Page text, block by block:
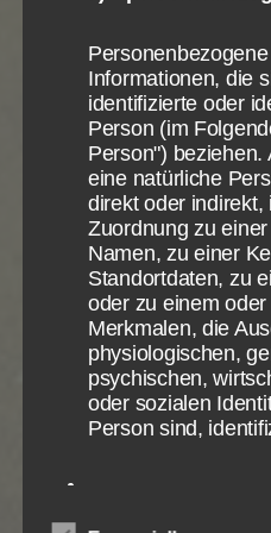
Und nicht hinter mich,
Wahrheit!
Und alle, die ihr der
Platz in eurem Leben
zusammen und ruft auch
euer Leben an.
Wir mit der Erwartung,
liebesfähig macht und
Leben ausrüstet für den
Ihr mit der Überzeugung,
Befreiungen Gottes und
eigener Kraft und Gottes
Cookie Name
_ga,_gid
Cookie Laufzeit
2 Jahre
Infos
Informationen, die
identifizierte oder
Person (im
Person") beziehen.
eine natürliche
direkt oder
Zuordnung zu
Namen, zu einer
Standortdaten, zu
oder zu einem
Merkmalen, die
physiologischen,
psychischen,
oder sozialen
Person sind,